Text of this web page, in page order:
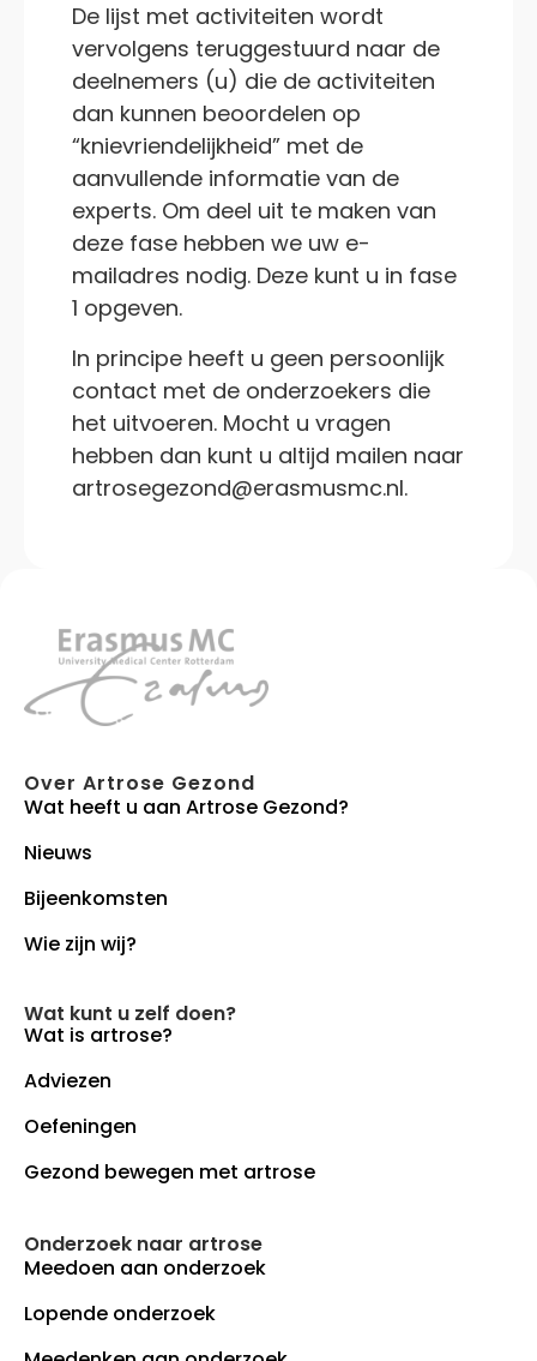
De lijst met activiteiten wordt
vervolgens teruggestuurd naar de
deelnemers (u) die de activiteiten
dan kunnen beoordelen op
“knievriendelijkheid” met de
aanvullende informatie van de
experts. Om deel uit te maken van
deze fase hebben we uw e-
mailadres nodig. Deze kunt u in fase
1 opgeven.
In principe heeft u geen persoonlijk
contact met de onderzoekers die
het uitvoeren. Mocht u vragen
hebben dan kunt u altijd mailen naar
artrosegezond@erasmusmc.nl.
Over Artrose Gezond
Wat heeft u aan Artrose Gezond?
Nieuws
Bijeenkomsten
Wie zijn wij?
Wat kunt u zelf doen?
Wat is artrose?
Adviezen
Oefeningen
Gezond bewegen met artrose
Onderzoek naar artrose
Meedoen aan onderzoek
Lopende onderzoek